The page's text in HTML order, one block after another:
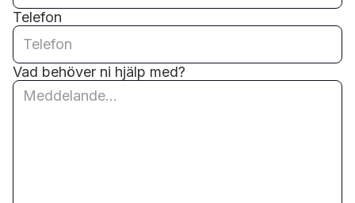
Telefon
Vad behöver ni hjälp med?